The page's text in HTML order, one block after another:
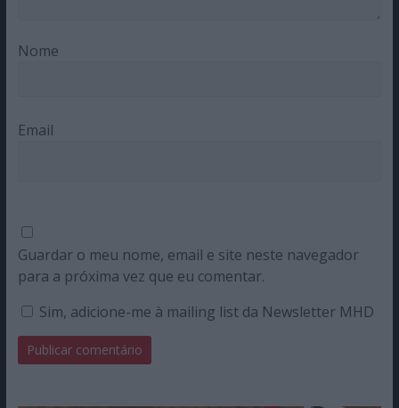
Nome
Email
Guardar o meu nome, email e site neste navegador
para a próxima vez que eu comentar.
Sim, adicione-me à mailing list da Newsletter MHD